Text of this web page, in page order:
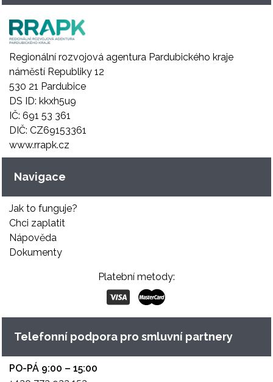
Regionální rozvojová agentura Pardubického kraje
náměstí Republiky 12
530 21 Pardubice
DS ID: kkxh5u9
IČ: 691 53 361
DIČ: CZ69153361
www.rrapk.cz
Navigace
Jak to funguje?
Chci zaplatit
Nápověda
Dokumenty
Platební metody:
Telefonní podpora pro smluvní partnery
PO-PÁ 9:00 – 15:00